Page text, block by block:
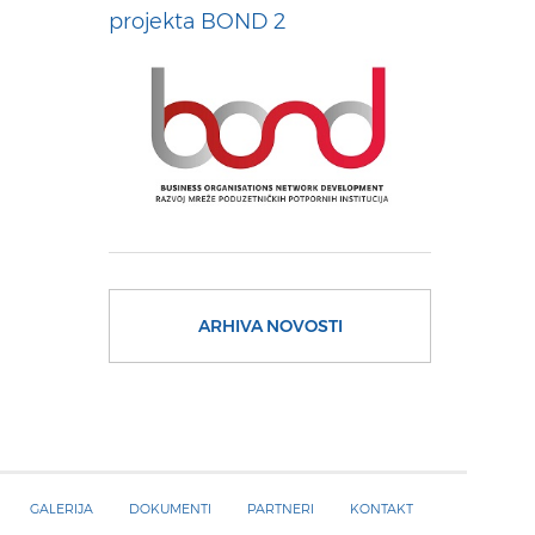
projekta BOND 2
ARHIVA NOVOSTI
GALERIJA DOKUMENTI PARTNERI KONTAKT